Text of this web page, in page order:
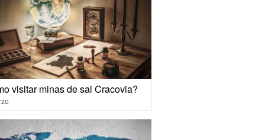
visitar minas de sal Cracovia?